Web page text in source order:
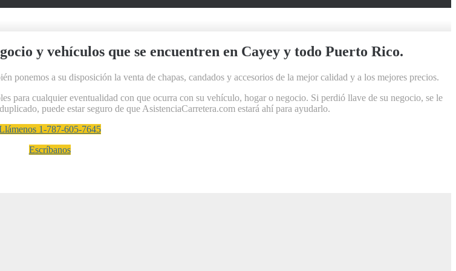
y vehículos que se encuentren en Cayey y todo Puerto Rico.
ponemos a su disposición la venta de chapas, candados y accesorios de la mejor calidad y a los mejores precios.
para cualquier eventualidad con que ocurra con su vehículo, hogar o negocio. Si perdió llave de su negocio, se le
puede estar seguro de que AsistenciaCarretera.com estará ahí para ayudarlo.
1-787-605-7645
Escríbanos